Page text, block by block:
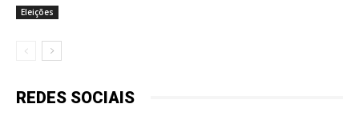
Eleições
REDES SOCIAIS